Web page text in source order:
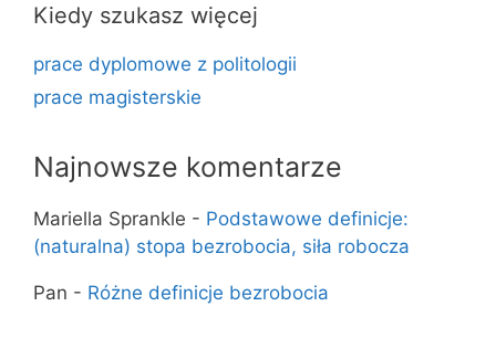
Kiedy szukasz więcej
prace dyplomowe z politologii
prace magisterskie
Najnowsze komentarze
Mariella Sprankle - Podstawowe definicje:
(naturalna) stopa bezrobocia, siła robocza
Pan - Różne definicje bezrobocia